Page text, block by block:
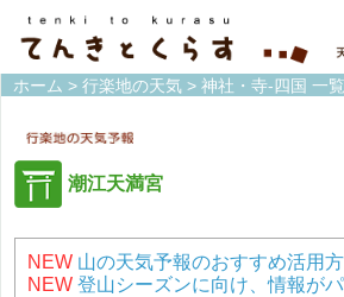
ホーム > 行楽地の天気 > 神社・寺-四国 一覧
潮江天満宮
NEW 山の天気予報のおすすめ活用
NEW 登山シーズンに向け、情報がパ